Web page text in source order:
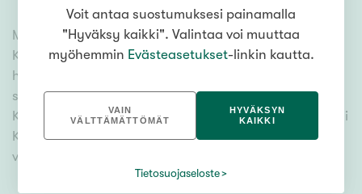
Asuntotyyppi
Kerros-/luhtitalo
Rivitalo/paritalo
Omakoti-/erillistalo
Maa- tai metsätila
Vapaa-ajan asunto
Meiltä löydät myytävät kerrostaloasunnot Seinäjoki
Kivistö kattavasti ja helposti. Kätevän
hakutyökalumme avulla löydät unelmiesi kodin, oli
sitten tähtäimessä sauna, parveke tai merinäköala.
Katso alta kaikki myytävät kerrostaloasunnot Seinäjoki
Kivistö ja valitse itsellesi mieleinen! Tutustu myös
videoesittelyihimme!
Voit antaa suostumuksesi painamalla
"Hyväksy kaikki". Valintaa voi muuttaa
myöhemmin Evästeasetukset-linkin kautta.
VAIN
VÄLTTÄMÄTTÖMÄT
HYVÄKSYN
KAIKKI
Tietosuojaseloste